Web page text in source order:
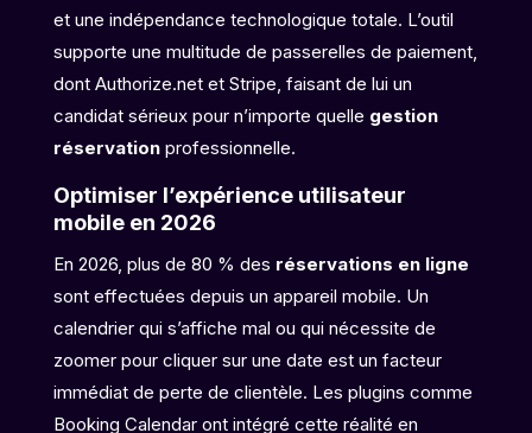
et une indépendance technologique totale. L’outil
supporte une multitude de passerelles de paiement,
dont Authorize.net et Stripe, faisant de lui un
candidat sérieux pour n’importe quelle gestion
réservationprofessionnelle.
Optimiser l’expérience utilisateur
mobile en 2026
En 2026, plus de 80 % des réservations en ligne
sont effectuées depuis un appareil mobile. Un
calendrier qui s’affiche mal ou qui nécessite de
zoomer pour cliquer sur une date est un facteur
immédiat de perte de clientèle. Les plugins comme
Booking Calendar ont intégré cette réalité en